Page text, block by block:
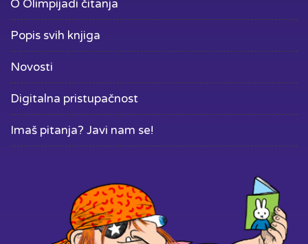
O Olimpijadi čitanja
Popis svih knjiga
Novosti
Digitalna pristupačnost
Imaš pitanja? Javi nam se!